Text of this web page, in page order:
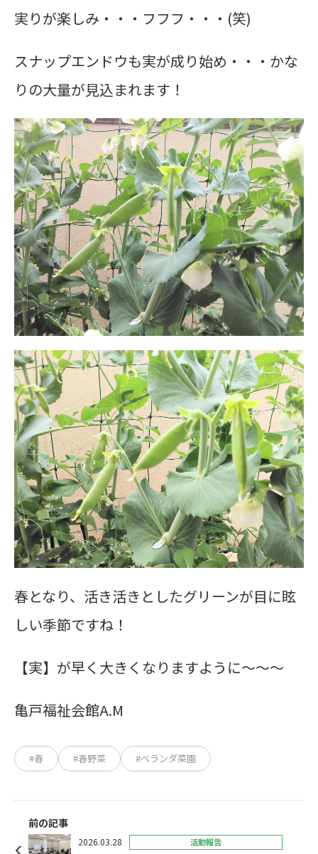
実りが楽しみ・・・フフフ・・・(笑)
スナップエンドウも実が成り始め・・・かな
りの大量が見込まれます！
春となり、活き活きとしたグリーンが目に眩
しい季節ですね！
【実】が早く大きくなりますように～～～
亀戸福祉会館A.M
#春 #春野菜 #ベランダ菜園
前の記事
2026.03.28 活動報告